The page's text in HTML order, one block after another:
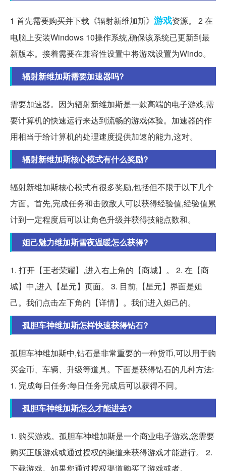
1 首先需要购买并下载《辐射新维加斯》 游戏资源。 2 在
电脑上安装Windows 10操作系统,确保该系统已更新到最
新版本。接着需要在兼容性设置中将游戏设置为Windo。
辐射新维加斯需要加速器吗?
需要加速器。因为辐射新维加斯是一款高端的电子游戏,需
要计算机的快速运行来达到流畅的游戏体验。加速器的作
用相当于给计算机的处理速度提供加速的能力,这对。
辐射新维加斯核心模式有什么奖励?
辐射新维加斯核心模式有很多奖励,包括但不限于以下几个
方面。首先,完成任务和击败敌人可以获得经验值,经验值累
计到一定程度后可以让角色升级并获得技能点数和。
妲己魅力维加斯雪夜温暖怎么获得?
1. 打开【王者荣耀】,进入右上角的【商城】。 2. 在【商
城】中,进入【星元】页面。 3. 目前,【星元】界面是妲
己。我们点击左下角的【详情】。我们进入妲己的。
孤胆车神维加斯怎样快速获得钻石?
孤胆车神维加斯中,钻石是非常重要的一种货币,可以用于购
买金币、车辆、升级等道具。下面是获得钻石的几种方法:
1. 完成每日任务:每日任务完成后可以获得不同。
孤胆车神维加斯怎么才能进去?
1. 购买游戏。孤胆车神维加斯是一个商业电子游戏,您需要
购买正版游戏或通过授权的渠道来获得游戏才能进行。 2.
下载游戏。如果您通过授权渠道购买了游戏或者。